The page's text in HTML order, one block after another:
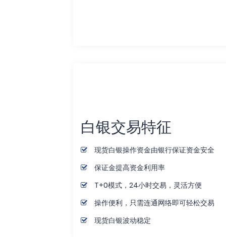
白银交易特征
现货白银操作资金由银行保证资金安全
保证金提高资金利用率
T+0模式，24小时交易，灵活方便
操作便利，只需连通网络即可轻松交易
现货白银波动稳定